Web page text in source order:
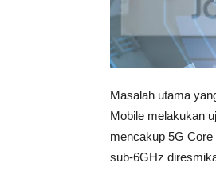
Masalah utama
Mobile melakukan
mencakup 5G
sub-6GHz